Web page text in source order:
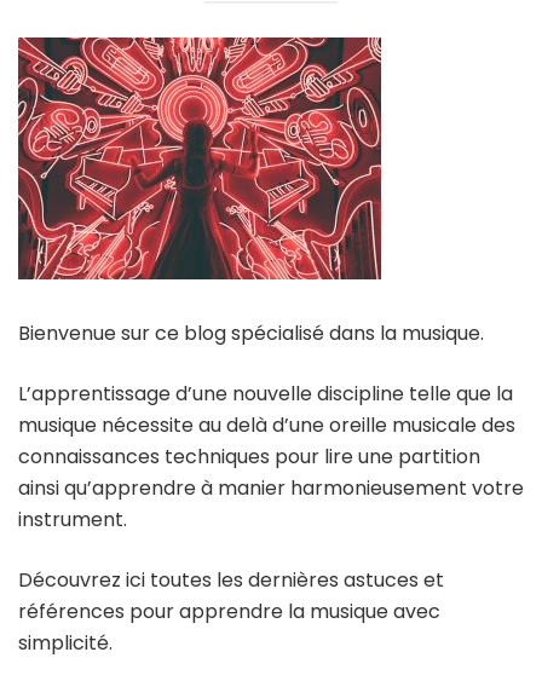
Bienvenue sur ce blog spécialisé dans la musique.
L’apprentissage d’une nouvelle discipline telle que la
musique nécessite au delà d’une oreille musicale des
connaissances techniques pour lire une partition
ainsi qu’apprendre à manier harmonieusement votre
instrument.
Découvrez ici toutes les dernières astuces et
références pour apprendre la musique avec
simplicité.